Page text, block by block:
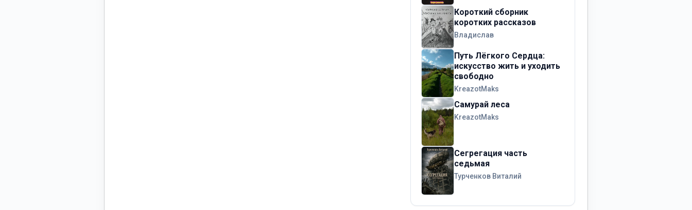
Короткий сборник
коротких рассказов
Владислав
Путь Лёгкого Сердца:
искусство жить и уходить
свободно
KreazotMaks
Самурай леса
KreazotMaks
Сегрегация часть
седьмая
Турченков Виталий